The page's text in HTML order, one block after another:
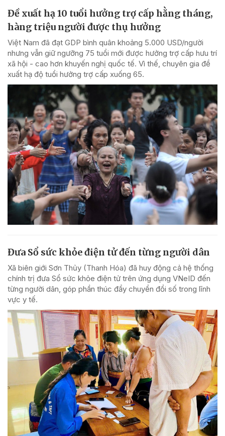
Đề xuất hạ 10 tuổi hưởng trợ cấp hằng tháng,
hàng triệu người được thụ hưởng
Việt Nam đã đạt GDP bình quân khoảng 5.000 USD/người
nhưng vẫn giữ ngưỡng 75 tuổi mới được hưởng trợ cấp hưu trí
xã hội - cao hơn khuyến nghị quốc tế. Vì thế, chuyên gia đề
xuất hạ độ tuổi hưởng trợ cấp xuống 65.
Đưa Sổ sức khỏe điện tử đến từng người dân
Xã biên giới Sơn Thủy (Thanh Hóa) đã huy động cả hệ thống
chính trị đưa Sổ sức khỏe điện tử trên ứng dụng VNeID đến
từng người dân, góp phần thúc đẩy chuyển đổi số trong lĩnh
vực y tế.